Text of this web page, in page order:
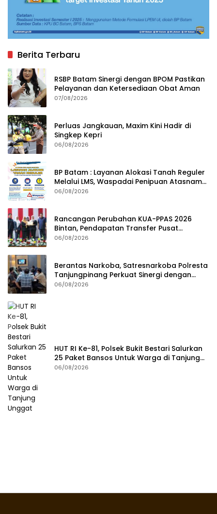
Berita Terbaru
RSBP Batam Sinergi dengan BPOM Pastikan
Pelayanan dan Ketersediaan Obat Aman
07/08/2026
Perluas Jangkauan, Maxim Kini Hadir di
Singkep Kepri
06/08/2026
BP Batam : Layanan Alokasi Tanah Reguler
Melalui LMS, Waspadai Penipuan Atasnama
Institusi
06/08/2026
Rancangan Perubahan KUA-PPAS 2026
Bintan, Pendapatan Transfer Pusat
Diproyeksi Naik Rp1,41 Miliar
06/08/2026
Berantas Narkoba, Satresnarkoba Polresta
Tanjungpinang Perkuat Sinergi dengan
Jasa Ekspedisi
06/08/2026
HUT RI Ke-81, Polsek Bukit Bestari Salurkan
25 Paket Bansos Untuk Warga di Tanjung
Unggat
06/08/2026